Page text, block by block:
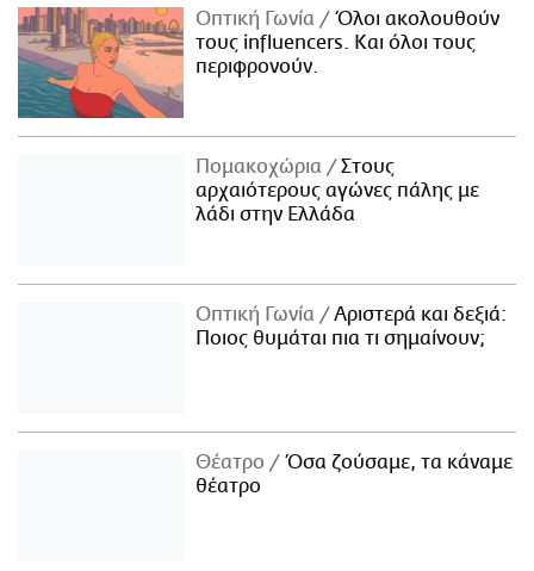
Οπτική Γωνία
Όλοι ακολουθούν
τους influencers. Και όλοι τους
περιφρονούν.
Πομακοχώρια
Στους
αρχαιότερους αγώνες πάλης με
λάδι στην Ελλάδα
Οπτική Γωνία
Αριστερά και δεξιά:
Ποιος θυμάται πια τι σημαίνουν;
Θέατρο
Όσα ζούσαμε, τα κάναμε
θέατρο